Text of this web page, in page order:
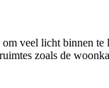
veel licht binnen
zoals de